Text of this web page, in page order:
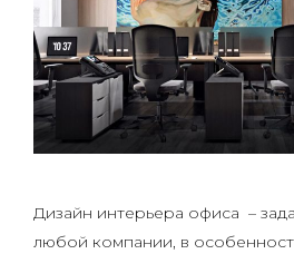
Дизайн интерьера офиса –
любой компании, в